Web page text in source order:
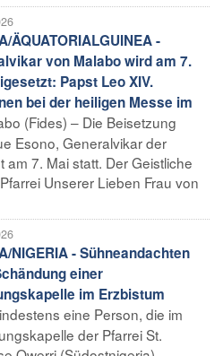
ÄQUATORIALGUINEA -
von Malabo wird am 7.
Papst Leo XIV.
bei der heiligen Messe im
(Fides) – Die Beisetzung
Esono, Generalvikar der
7. Mai statt. Der Geistliche
Unserer Lieben Frau von
NIGERIA - Sühneandachten
einer
im Erzbistum
eine Person, die im
der Pfarrei St.